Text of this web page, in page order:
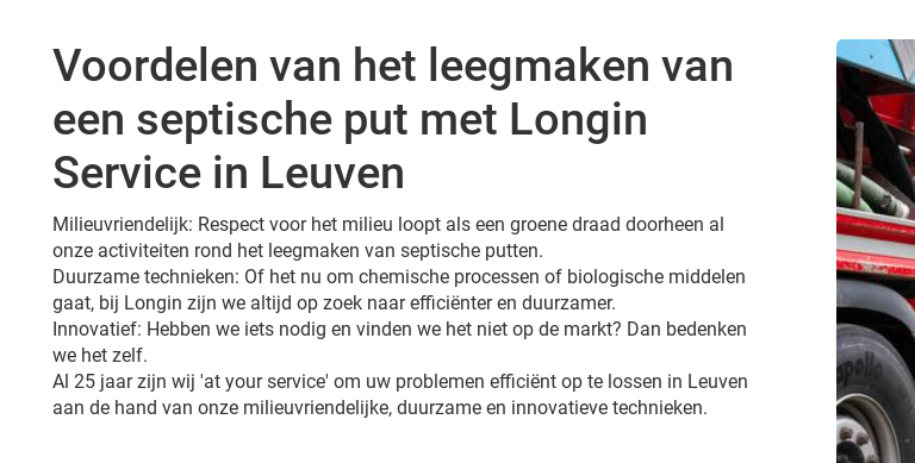
Voordelen van het leegmaken van
een septische put met Longin
Service in Leuven
Milieuvriendelijk: Respect voor het milieu loopt als een groene draad doorheen al
onze activiteiten rond het leegmaken van septische putten.
Duurzame technieken: Of het nu om chemische processen of biologische middelen
gaat, bij Longin zijn we altijd op zoek naar efficiënter en duurzamer.
Innovatief: Hebben we iets nodig en vinden we het niet op de markt? Dan bedenken
we het zelf.
Al 25 jaar zijn wij 'at your service' om uw problemen efficiënt op te lossen in Leuven
aan de hand van onze milieuvriendelijke, duurzame en innovatieve technieken.